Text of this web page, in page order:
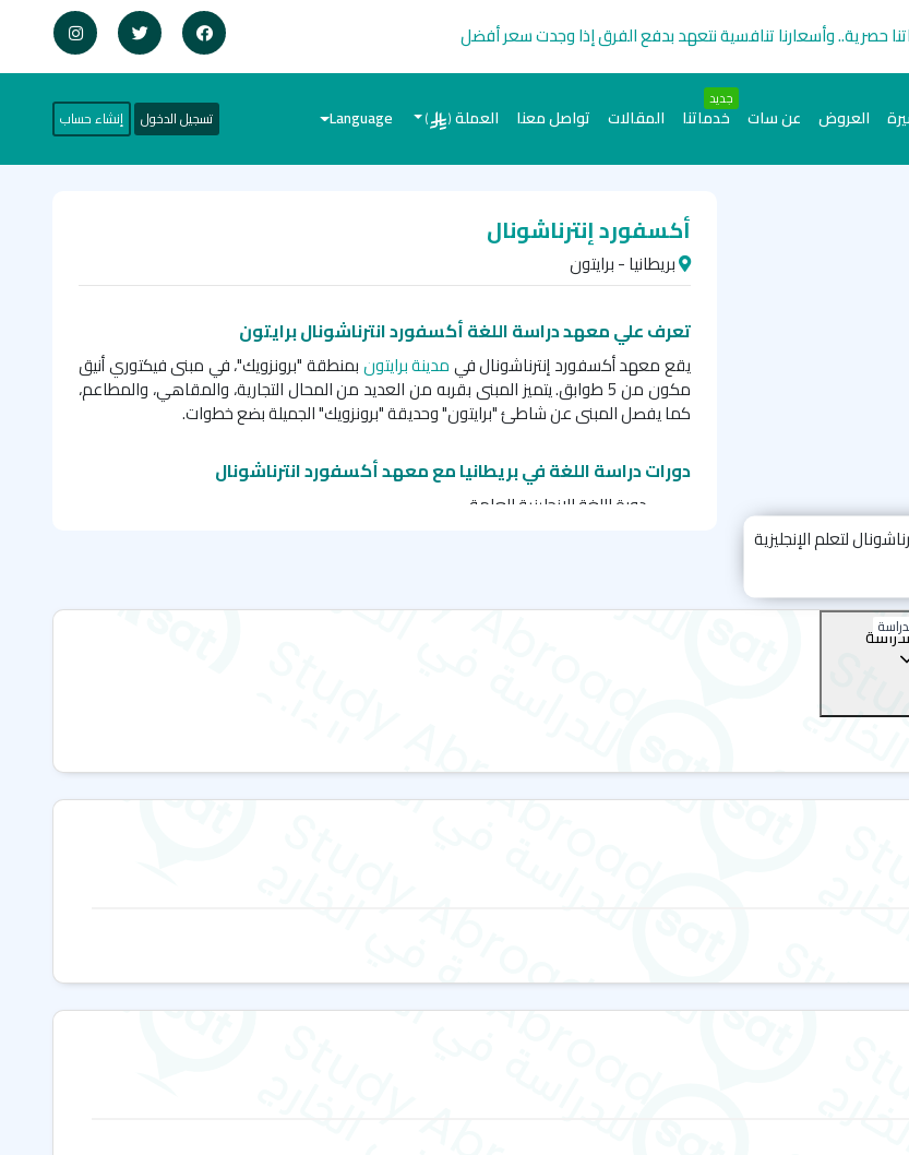
حصرية.. وأسعارنا تنافسية نتعهد بدفع الفرق إذا وجدت سعر أفضل
العروض عن سات
جديد
خدماتنا المقالات تواصل معنا العملة(
)
Language تسجيل الدخول إنشاء حساب
أكسفورد إنترناشونال
بريطانيا - برايتون
تعرف علي معهد دراسة اللغة أكسفورد انترناشونال برايتون
يقع معهد أكسفورد إنترناشونال فيمدينة برايتونبمنطقة "برونزويك"، في مبنى فيكتوري أنيق
مكون من 5 طوابق. يتميز المبنى بقربه من العديد من المحال التجارية، والمقاهي، والمطاعم،
كما يفصل المبنى عن شاطئ "برايتون" وحديقة "برونزويك" الجميلة بضع خطوات.
دورات دراسة اللغة في بريطانيا مع معهدأكسفورد انترناشونال
دورة اللغة الإنجليزية العامة
ستافورد هاوس - برايتون - Stafford House
إي أف فرست - برايتون - EF Education First